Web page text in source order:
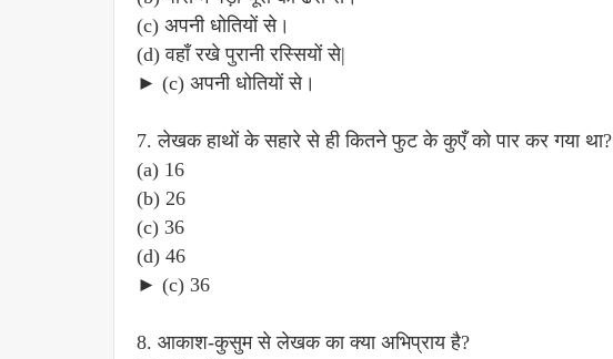
(c) अपनी धोतियों से।
(d) वहाँ रखे पुरानी रस्सियों से|
► (c) अपनी धोतियों से।
7. लेखक हाथों के सहारे से ही कितने फुट के कुएँ को पार कर गया था?
(a) 16
(b) 26
(c) 36
(d) 46
► (c) 36
8. आकाश-कुसुम से लेखक का क्या अभिप्राय है?